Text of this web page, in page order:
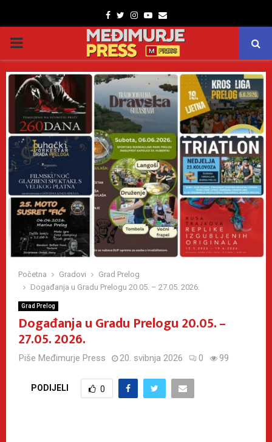
Facebook
TwitterInstagram
Youtube
Email
PRIMARY
MENU
Početna Gradovi
Grad Prelog
Događanja u Gradu Prelogu 20.05. – 27.05. 2026.
Grad Prelog
Događanja u Gradu Prelogu 20.05. –
27.05. 2026.
Piše Međimurje Press 20. svibnja 2026 0 99
PODIJELI 0